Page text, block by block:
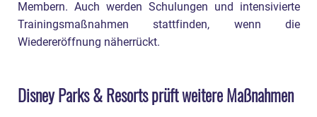
Membern. Auch werden Schulungen und intensivierte
Trainingsmaßnahmen stattfinden, wenn die
Wiedereröffnung näherrückt.
Disney Parks & Resorts prüft weitere Maßnahmen